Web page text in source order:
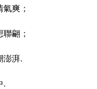
爽；
翩；
澎湃.
.